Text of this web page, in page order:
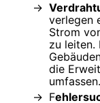
verlegen
Strom
zu leiten.
die
umfassen.
F